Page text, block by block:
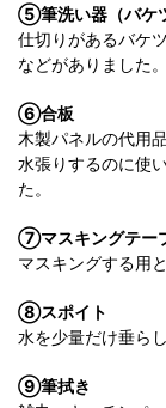
⑤筆洗い器（バケ
仕切りがあるバケ
などがありました。
⑥合板
木製パネルの代用
水張りするのに使
た。
⑦マスキングテー
マスキングする用
⑧スポイト
水を少量だけ垂ら
⑨筆拭き